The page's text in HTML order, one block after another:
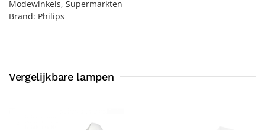
Modewinkels, Supermarkten
Brand: Philips
Vergelijkbare lampen